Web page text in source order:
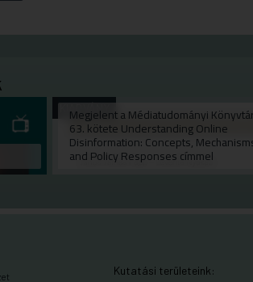
KIADVÁNY
Megjelent a Médiatudományi
63. kötete Understanding Online
Disinformation: Concepts,
and Policy Responses címmel
Kutatási területeink: